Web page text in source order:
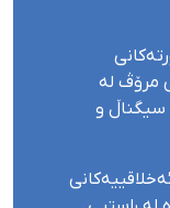
مرۆڤ لە
سیگناڵ و